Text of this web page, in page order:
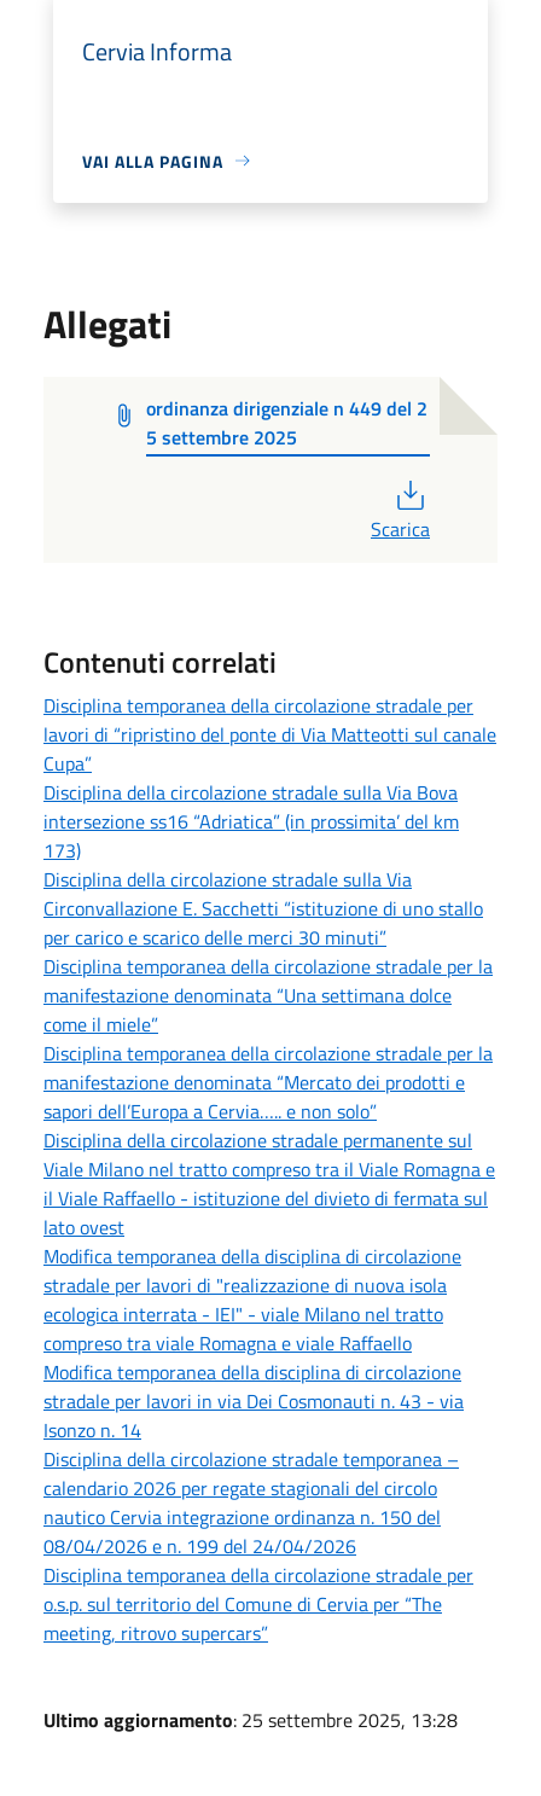
Cervia Informa
VAI ALLA PAGINA
Allegati
ordinanza dirigenziale n 449 del 2
5 settembre 2025
Scarica
Contenuti correlati
Disciplina temporanea della circolazione stradale per
lavori di “ripristino del ponte di Via Matteotti sul canale
Cupa”
Disciplina della circolazione stradale sulla Via Bova
intersezione ss16 “Adriatica” (in prossimita’ del km
173)
Disciplina della circolazione stradale sulla Via
Circonvallazione E. Sacchetti “istituzione di uno stallo
per carico e scarico delle merci 30 minuti”
Disciplina temporanea della circolazione stradale per la
manifestazione denominata “Una settimana dolce
come il miele”
Disciplina temporanea della circolazione stradale per la
manifestazione denominata “Mercato dei prodotti e
sapori dell’Europa a Cervia….. e non solo”
Disciplina della circolazione stradale permanente sul
Viale Milano nel tratto compreso tra il Viale Romagna e
il Viale Raffaello - istituzione del divieto di fermata sul
lato ovest
Modifica temporanea della disciplina di circolazione
stradale per lavori di "realizzazione di nuova isola
ecologica interrata - IEI" - viale Milano nel tratto
compreso tra viale Romagna e viale Raffaello
Modifica temporanea della disciplina di circolazione
stradale per lavori in via Dei Cosmonauti n. 43 - via
Isonzo n. 14
Disciplina della circolazione stradale temporanea –
calendario 2026 per regate stagionali del circolo
nautico Cervia integrazione ordinanza n. 150 del
08/04/2026 e n. 199 del 24/04/2026
Disciplina temporanea della circolazione stradale per
o.s.p. sul territorio del Comune di Cervia per “The
meeting, ritrovo supercars”
Ultimo aggiornamento: 25 settembre 2025, 13:28